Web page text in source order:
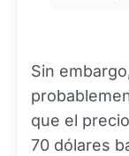
Sin
que el
70 dólares